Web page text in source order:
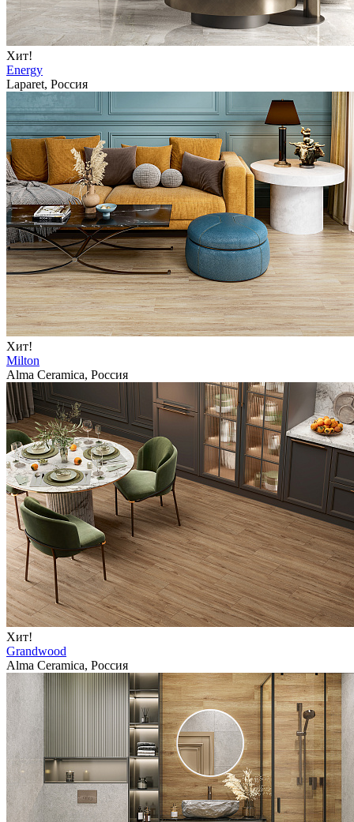
Хит!
Energy
Laparet, Россия
Хит!
Milton
Alma Ceramica, Россия
Хит!
Grandwood
Alma Ceramica, Россия